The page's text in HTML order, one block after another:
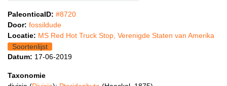
PaleonticaID: #8720
Door: fossildude
Locatie: MS Red Hot Truck Stop, Verenigde Staten van Amerika
Soortenlijst
Datum: 17-06-2019
Taxonomie